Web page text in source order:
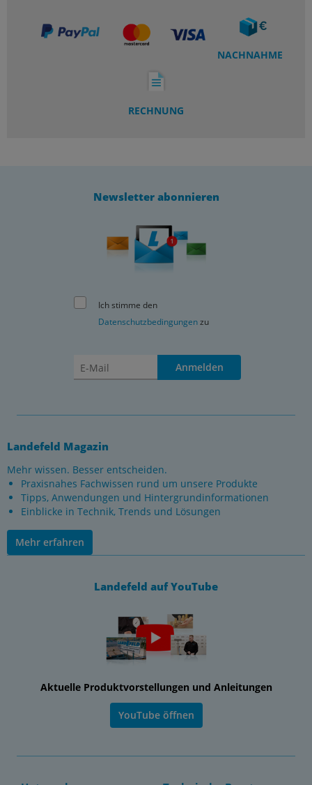
NACHNAHME
RECHNUNG
Newsletter abonnieren
Ich stimme den
Datenschutzbedingungenzu
Anmelden
Landefeld Magazin
Mehr wissen. Besser entscheiden.
Praxisnahes Fachwissen rund um unsere Produkte
Tipps, Anwendungen und Hintergrundinformationen
Einblicke in Technik, Trends und Lösungen
Mehr erfahren
Landefeld auf YouTube
Aktuelle Produktvorstellungen und Anleitungen
YouTube öffnen